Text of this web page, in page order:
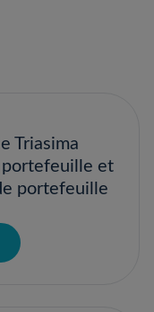
Triasima
portefeuille et
portefeuille